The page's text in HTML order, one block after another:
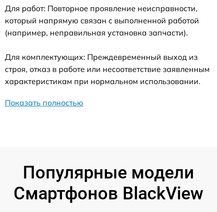
Для работ: Повторное проявление неисправности,
который напрямую связан с выполненной работой
(например, неправильная установка запчасти).
Для комплектующих: Преждевременный выход из
строя, отказ в работе или несоответствие заявленным
характеристикам при нормальном использовании.
Показать полностью
Популярные модели
Смартфонов BlackView